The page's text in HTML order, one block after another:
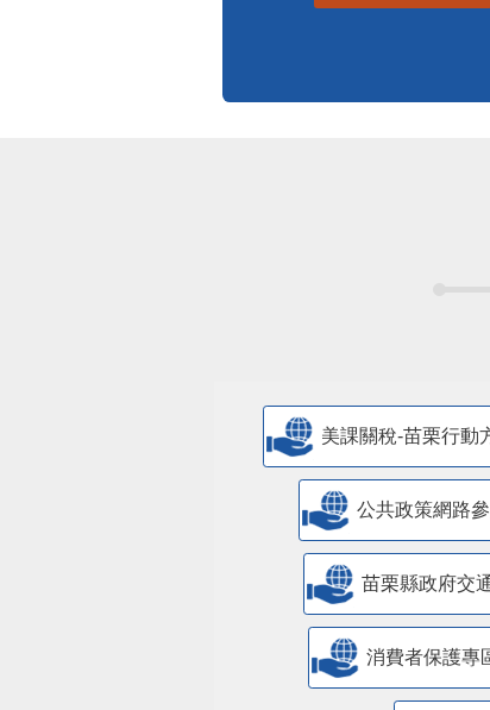
美課關稅-苗栗行動
公共政策網路
苗栗縣政府交
消費者保護專